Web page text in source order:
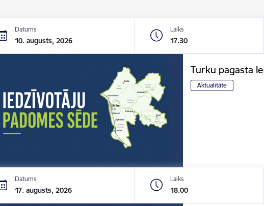
Datums
10. augusts, 2026
Laiks
17.30
Turku pagasta
Aktualitāte
Datums
17. augusts, 2026
Laiks
18.00